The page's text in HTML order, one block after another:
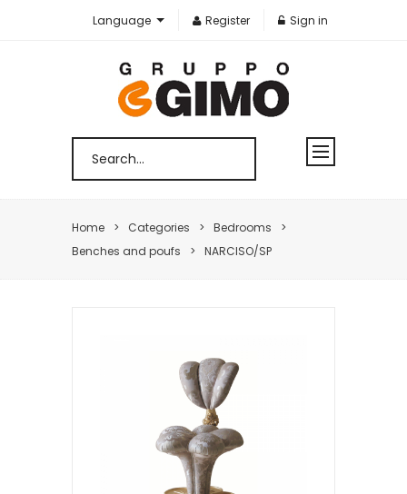
Language Register Sign in
Home Categories
Bedrooms
Benches and poufs
NARCISO/SP